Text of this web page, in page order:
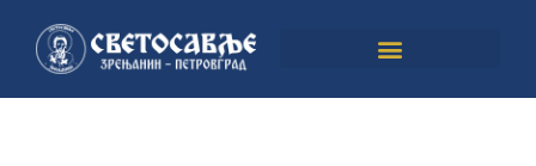
садржај